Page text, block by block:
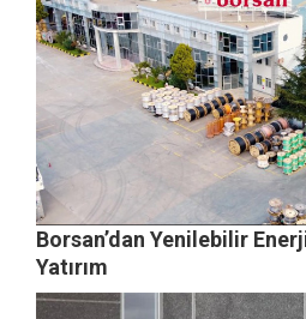
Borsan’dan Yenilebilir
Yatırım